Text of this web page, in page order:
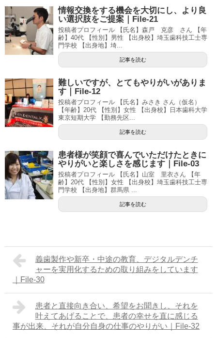
情報交換をする機会を大切にし、より良
い選択肢をご提案｜File-21
投稿者プロフィール 【氏名】森戸 克彦 さん 【年
齢】40代 【性別】男性 【出身校】埼玉歯科技工士専
門学校 【出身地】埼...
記事を読む
難しいですが、とてもやりがいがありま
す｜File-12
投稿者プロフィール 【氏名】みさき さん（仮名）
【年齢】20代 【性別】女性 【出身校】日本歯科大学
東京短期大学 【勤務先区...
記事を読む
患者様が笑顔で喜んでいただけたときに
やりがいと楽しさを感じます｜File-03
投稿者プロフィール 【氏名】山室 里衣さん 【年
齢】20代 【性別】女性 【出身校】埼玉歯科技工士専
門学校 【出身地】群馬県 ...
記事を読む
義歯製作や新卒・中途の教育、デジタルデンチ
ャーを実用化するための取り組みをしています
｜File-30
患者と直接向き合い、希望をお聞きし、それを
叶えてあげることで、患者の幸せを直に感じる
事が出来、それが自分自身の仕事のやりがい｜File-32